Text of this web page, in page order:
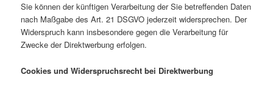
Sie können der künftigen Verarbeitung der Sie betreffenden Daten
nach Maßgabe des Art. 21 DSGVO jederzeit widersprechen. Der
Widerspruch kann insbesondere gegen die Verarbeitung für
Zwecke der Direktwerbung erfolgen.
Cookies und Widerspruchsrecht bei Direktwerbung